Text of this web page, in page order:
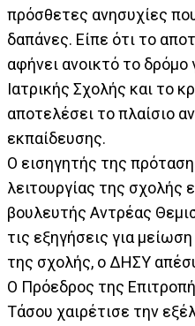
πρόσθετες ανησυχίες
δαπάνες. Είπε ότι το
αφήνει ανοικτό το δρόμο
Ιατρικής Σχολής και το
αποτελέσει το πλαίσιο
εκπαίδευσης.
Ο εισηγητής της
λειτουργίας της σχολής
βουλευτής Αντρέας
τις εξηγήσεις για
της σχολής, ο ΔΗΣΥ
Ο Πρόεδρος της
Τάσου χαιρέτισε την